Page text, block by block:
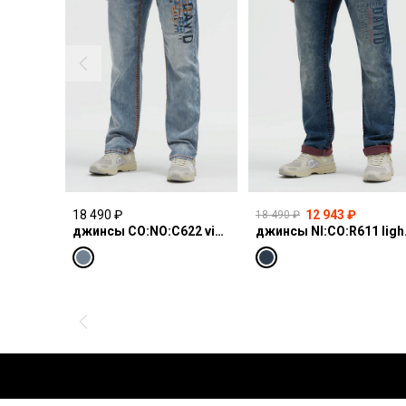
18 490 ₽
джинсы CO:NO:C622 vintage blue print
18 490 ₽ 12 943 ₽